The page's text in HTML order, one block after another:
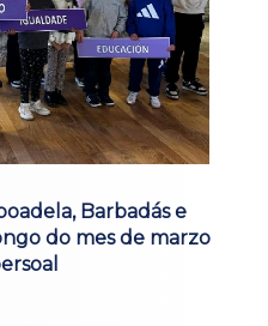
Barbadás e
do mes de marzo